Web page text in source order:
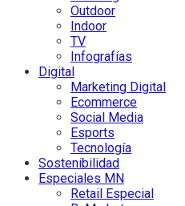
Outdoor
Indoor
TV
Infografías
Digital
Marketing Digital
Ecommerce
Social Media
Esports
Tecnología
Sostenibilidad
Especiales MN
Retail Especial